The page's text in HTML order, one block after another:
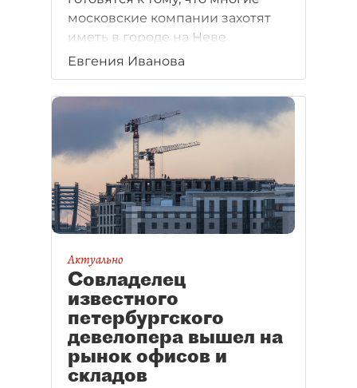
московские компании захотят
иметь в городе на Неве
как минимум бэк–офис.
Евгения Иванова
Актуально
Совладелец
известного
петербургского
девелопера вышел на
рынок офисов и
складов